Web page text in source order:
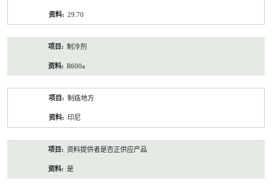
29.70
制冷剂
R600a
制造地方
印尼
资料提供者是否正供应产品
是